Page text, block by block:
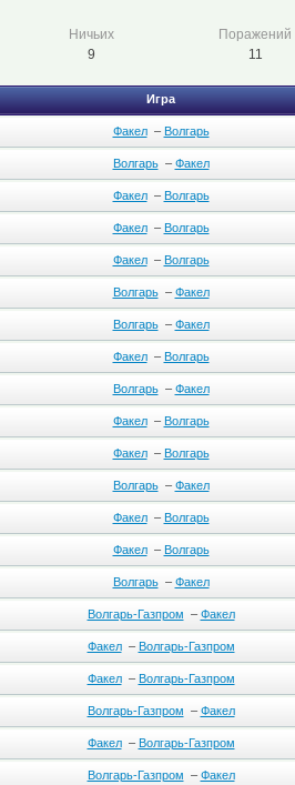
Ничьих Поражений
9 11
Игра
Факел– Волгарь
Волгарь– Факел
Факел– Волгарь
Факел– Волгарь
Факел– Волгарь
Волгарь– Факел
Волгарь– Факел
Факел– Волгарь
Волгарь– Факел
Факел– Волгарь
Факел– Волгарь
Волгарь– Факел
Факел– Волгарь
Факел– Волгарь
Волгарь– Факел
Волгарь-Газпром – Факел
Факел– Волгарь-Газпром
Факел– Волгарь-Газпром
Волгарь-Газпром – Факел
Факел– Волгарь-Газпром
Волгарь-Газпром – Факел